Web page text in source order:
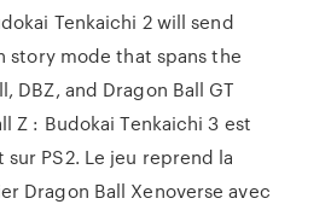
Tenkaichi 2 will send
story mode that spans the
DBZ, and Dragon Ball GT
Z : Budokai Tenkaichi 3 est
PS2. Le jeu reprend la
Dragon Ball Xenoverse avec